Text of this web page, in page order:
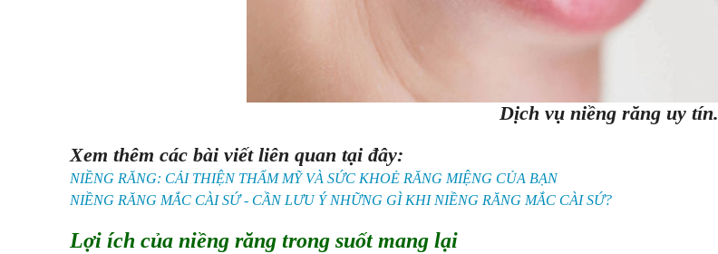
Dịch vụ niềng răng uy tín.
Xem thêm các bài viết liên quan tại đây:
NIỀNG RĂNG: CẢI THIỆN THẨM MỸ VÀ SỨC KHOẺ RĂNG MIỆNG CỦA BẠN
NIỀNG RĂNG MẮC CÀI SỨ - CẦN LƯU Ý NHỮNG GÌ KHI NIỀNG RĂNG MẮC CÀI SỨ?
Lợi ích của niềng răng trong suốt mang lại